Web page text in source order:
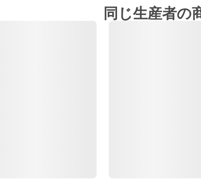
同じ生産者の